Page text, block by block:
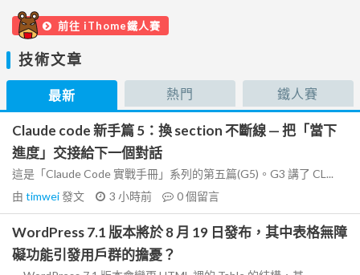
前往 iThome鐵人賽
技術文章
最新 熱門 鐵人賽
Claude code 新手篇 5：換 section 不斷線 — 把「當下
進度」交接給下一個對話
這是「Claude Code 實戰手冊」系列的第五篇(G5)。G3 講了 CL...
由 timwei發文 3 小時前 0個留言
WordPress 7.1 版本將於 8 月 19 日發布，其中表格無障
礙功能引發用戶群的擔憂？